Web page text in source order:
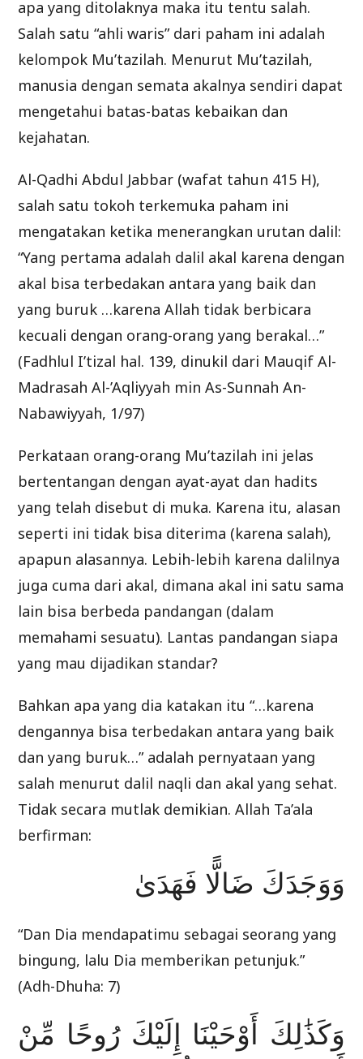
apa yang ditolaknya maka itu tentu salah.
Salah satu “ahli waris” dari paham ini adalah
kelompok Mu’tazilah. Menurut Mu’tazilah,
manusia dengan semata akalnya sendiri dapat
mengetahui batas-batas kebaikan dan
kejahatan.
Al-Qadhi Abdul Jabbar (wafat tahun 415 H),
salah satu tokoh terkemuka paham ini
mengatakan ketika menerangkan urutan dalil:
“Yang pertama adalah dalil akal karena dengan
akal bisa terbedakan antara yang baik dan
yang buruk …karena Allah tidak berbicara
kecuali dengan orang-orang yang berakal…”
(Fadhlul I’tizal hal. 139, dinukil dari Mauqif Al-
Madrasah Al-’Aqliyyah min As-Sunnah An-
Nabawiyyah, 1/97)
Perkataan orang-orang Mu’tazilah ini jelas
bertentangan dengan ayat-ayat dan hadits
yang telah disebut di muka. Karena itu, alasan
seperti ini tidak bisa diterima (karena salah),
apapun alasannya. Lebih-lebih karena dalilnya
juga cuma dari akal, dimana akal ini satu sama
lain bisa berbeda pandangan (dalam
memahami sesuatu). Lantas pandangan siapa
yang mau dijadikan standar?
Bahkan apa yang dia katakan itu “…karena
dengannya bisa terbedakan antara yang baik
dan yang buruk…” adalah pernyataan yang
salah menurut dalil naqli dan akal yang sehat.
Tidak secara mutlak demikian. Allah Ta’ala
berfirman:
وَوَجَدَكَ ضَالًّا فَهَدَىٰ
“Dan Dia mendapatimu sebagai seorang yang
bingung, lalu Dia memberikan petunjuk.”
(Adh-Dhuha: 7)
وَكَذَٰلِكَ أَوْحَيْنَا إِلَيْكَ رُوحًا مِّنْ